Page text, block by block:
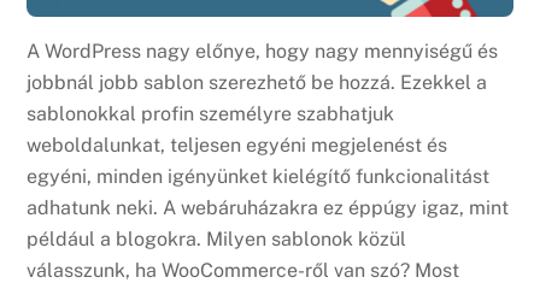
A WordPress nagy előnye, hogy nagy mennyiségű és
jobbnál jobb sablon szerezhető be hozzá. Ezekkel a
sablonokkal profin személyre szabhatjuk
weboldalunkat, teljesen egyéni megjelenést és
egyéni, minden igényünket kielégítő funkcionalitást
adhatunk neki. A webáruházakra ez éppúgy igaz, mint
például a blogokra. Milyen sablonok közül
válasszunk, ha WooCommerce-ről van szó? Most